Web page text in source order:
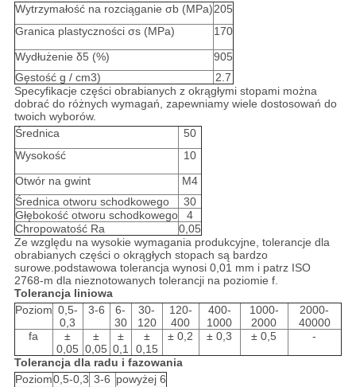
Wytrzymałość na rozciąganie σb (MPa)205
Granica plastyczności σs (MPa)
170
Wydłużenie δ5 (%)
905
Gęstość g / cm3)
2.7
Specyfikacje części obrabianych z okrągłymi stopami można
dobrać do różnych wymagań, zapewniamy wiele dostosowań do
twoich wyborów.
Średnica
50
Wysokość
10
Otwór na gwint
M4
Średnica otworu schodkowego
30
Głębokość otworu schodkowego
4
Chropowatość Ra
0,05
Ze względu na wysokie wymagania produkcyjne, tolerancje dla
obrabianych części o okrągłych stopach są bardzo
surowe.podstawowa tolerancja wynosi 0,01 mm i patrz ISO
2768-m dla nieznotowanych tolerancji na poziomie f.
Tolerancja liniowa
Poziom 0,5-
0,3
3-6
6-
30
30-
120
120-
400
400-
1000
1000-
2000
2000-
40000
fa
±
0,05
±
0,05
±
0,1
±
0,15
± 0,2 ± 0,3 ± 0,5 -
Tolerancja dla radu i fazowania
Poziom0,5-0,3 3-6 powyżej 6